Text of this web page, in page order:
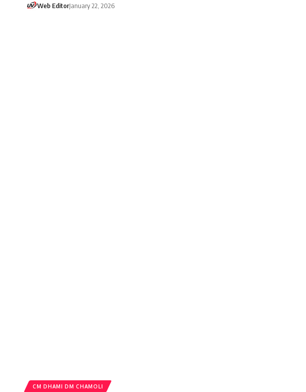
Web EditorJanuary 22, 2026
CM DHAMI DM CHAMOLI